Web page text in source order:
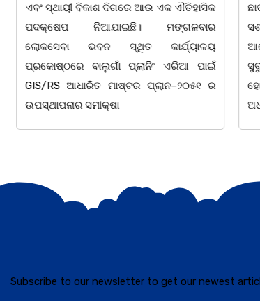
ଏବଂ ସ୍ଥାୟୀ ବିକାଶ ଦିଗରେ ଆଉ ଏକ ଐତିହାସିକ
ପଦକ୍ଷେପ ନିଆଯାଇଛି। ମଙ୍ଗଳବାର
ଲୋକସେବା ଭବନ ସ୍ଥିତ କାର୍ଯ୍ୟାଳୟ
ପ୍ରକୋଷ୍ଠରେ ବାଲୁଗାଁ ପ୍ଲାନିଂ ଏରିଆ ପାଇଁ
GIS/RS ଆଧାରିତ ମାଷ୍ଟର ପ୍ଲାନ–୨୦୫୧ ର
ଉପସ୍ଥାପନାର ସମୀକ୍ଷା
Subscribe to our newsletter to get our newest